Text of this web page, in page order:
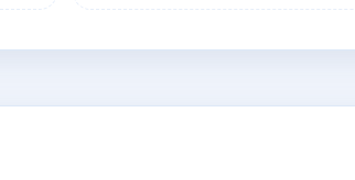
AC6550503 🇫🇷